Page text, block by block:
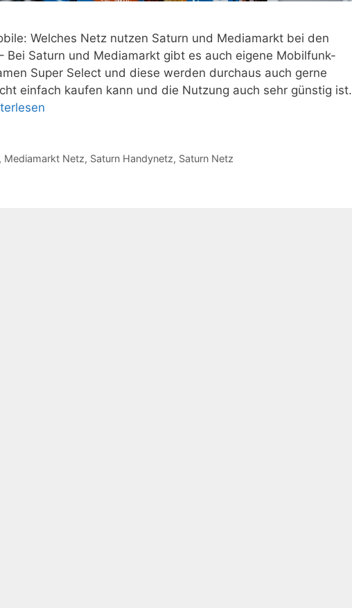
Welches Netz nutzen Saturn und Mediamarkt bei den
Bei Saturn und Mediamarkt gibt es auch eigene Mobilfunk-
Super Select und diese werden durchaus auch gerne
einfach kaufen kann und die Nutzung auch sehr günstig ist.
, Mediamarkt Netz, Saturn Handynetz, Saturn Netz